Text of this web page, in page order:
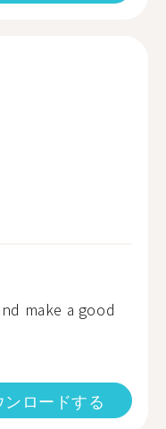
make a good
ロードする